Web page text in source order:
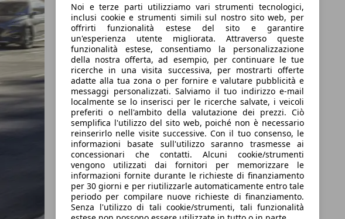
Noi e terze parti utilizziamo vari strumenti tecnologici,
inclusi cookie e strumenti simili sul nostro sito web, per
offrirti funzionalità estese del sito e garantire
un'esperienza utente migliorata. Attraverso queste
funzionalità estese, consentiamo la personalizzazione
della nostra offerta, ad esempio, per continuare le tue
ricerche in una visita successiva, per mostrarti offerte
adatte alla tua zona o per fornire e valutare pubblicità e
messaggi personalizzati. Salviamo il tuo indirizzo e-mail
localmente se lo inserisci per le ricerche salvate, i veicoli
preferiti o nell'ambito della valutazione dei prezzi. Ciò
semplifica l'utilizzo del sito web, poiché non è necessario
reinserirlo nelle visite successive. Con il tuo consenso, le
informazioni basate sull'utilizzo saranno trasmesse ai
concessionari che contatti. Alcuni cookie/strumenti
vengono utilizzati dai fornitori per memorizzare le
informazioni fornite durante le richieste di finanziamento
per 30 giorni e per riutilizzarle automaticamente entro tale
periodo per compilare nuove richieste di finanziamento.
Senza l'utilizzo di tali cookie/strumenti, tali funzionalità